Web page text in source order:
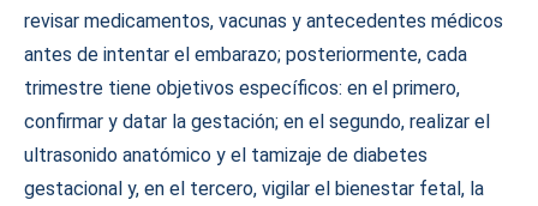
revisar medicamentos, vacunas y antecedentes médicos
antes de intentar el embarazo; posteriormente, cada
trimestre tiene objetivos específicos: en el primero,
confirmar y datar la gestación; en el segundo, realizar el
ultrasonido anatómico y el tamizaje de diabetes
gestacional y, en el tercero, vigilar el bienestar fetal, la